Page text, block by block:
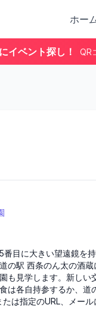
ホー
イベント探し！ QR
目に大きい望遠鏡を
の駅 西条のん太の酒蔵
も見学します。新しい
は各自持参するか、道
は指定のURL、メール